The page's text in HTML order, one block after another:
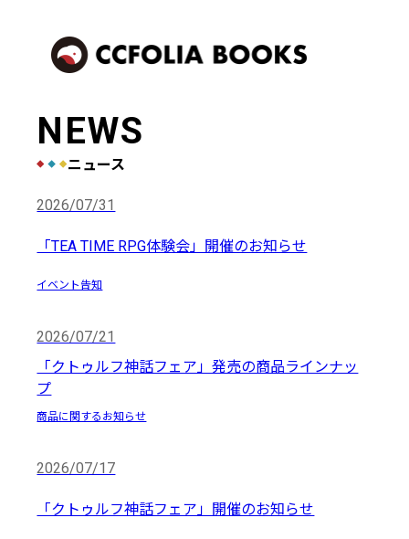
NEWS
ニュース
2026/07/31
「TEA TIME RPG体験会」開催のお知らせ
イベント告知
2026/07/21
「クトゥルフ神話フェア」発売の商品ラインナッ
プ
商品に関するお知らせ
2026/07/17
「クトゥルフ神話フェア」開催のお知らせ